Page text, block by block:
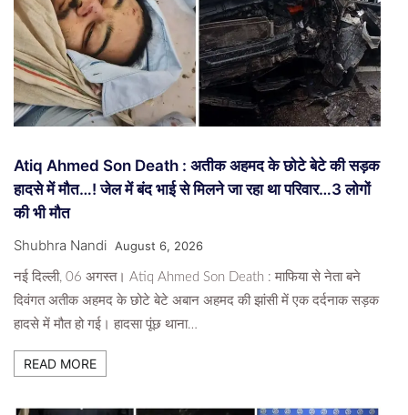
Atiq Ahmed Son Death : अतीक अहमद के छोटे बेटे की सड़क
हादसे में मौत…! जेल में बंद भाई से मिलने जा रहा था परिवार…3 लोगों
की भी मौत
Shubhra Nandi August 6, 2026
नई दिल्ली, 06 अगस्त। Atiq Ahmed Son Death : माफिया से नेता बने
दिवंगत अतीक अहमद के छोटे बेटे अबान अहमद की झांसी में एक दर्दनाक सड़क
हादसे में मौत हो गई। हादसा पूंछ थाना…
READ MORE